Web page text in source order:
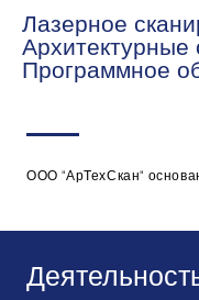
Лазерное
Программное
ООО "АрТехСкан"